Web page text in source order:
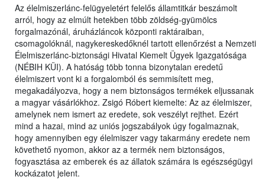
Az élelmiszerlánc-felügyeletért felelős államtitkár beszámolt
arról, hogy az elmúlt hetekben több zöldség-gyümölcs
forgalmazónál, áruházláncok központi raktáraiban,
csomagolóknál, nagykereskedőknél tartott ellenőrzést a Nemzeti
Élelmiszerlánc-biztonsági Hivatal Kiemelt Ügyek Igazgatósága
(NÉBIH KÜI). A hatóság több tonna bizonytalan eredetű
élelmiszert vont ki a forgalomból és semmisített meg,
megakadályozva, hogy a nem biztonságos termékek eljussanak
a magyar vásárlókhoz. Zsigó Róbert kiemelte: Az az élelmiszer,
amelynek nem ismert az eredete, sok veszélyt rejthet. Ezért
mind a hazai, mind az uniós jogszabályok úgy fogalmaznak,
hogy amennyiben egy élelmiszer vagy takarmány eredete nem
követhető nyomon, akkor az a termék nem biztonságos,
fogyasztása az emberek és az állatok számára is egészségügyi
kockázatot jelent.